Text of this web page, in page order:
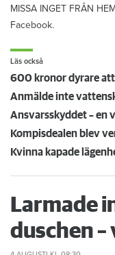
MISSA INGET FRÅN
Facebook.
Läs också
600 kronor dyrare
Ansvarsskyddet – en
Larmade
duschen